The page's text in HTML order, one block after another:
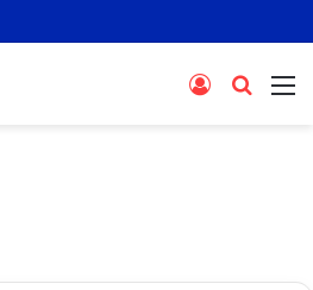
Search
Log